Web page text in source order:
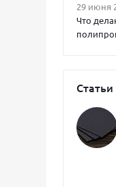
29 июня
Что
Статьи